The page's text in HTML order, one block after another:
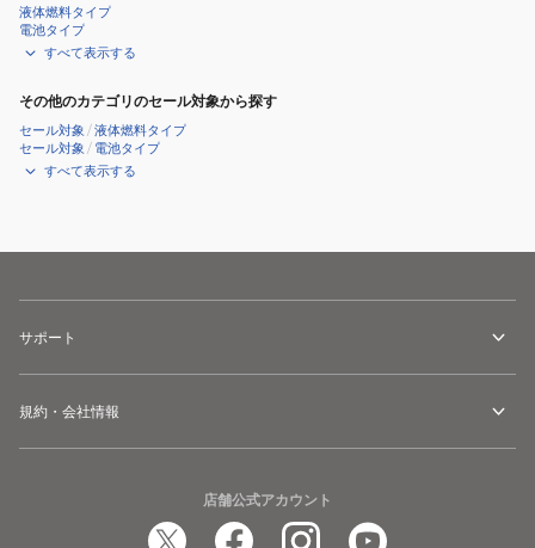
ド
液体燃料タイプ
電池タイプ
すべて表示する
その他のカテゴリのセール対象から探す
セール対象 /液体燃料タイプ
セール対象 / 電池タイプ
すべて表示する
サポート
規約・会社情報
店舗公式アカウント